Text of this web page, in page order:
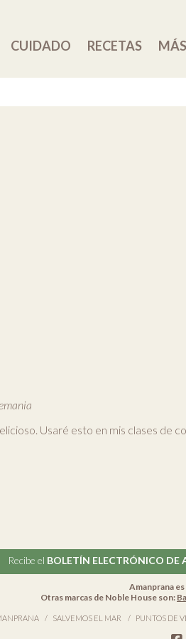
CUIDADO RECETAS
Usaré esto en mis clases de
Recibe el BOLETÍN ELECTRÓNICO DE
Amanprana
Otras marcas de Noble House son:
SALVEMOS EL MAR PUNTOS DE